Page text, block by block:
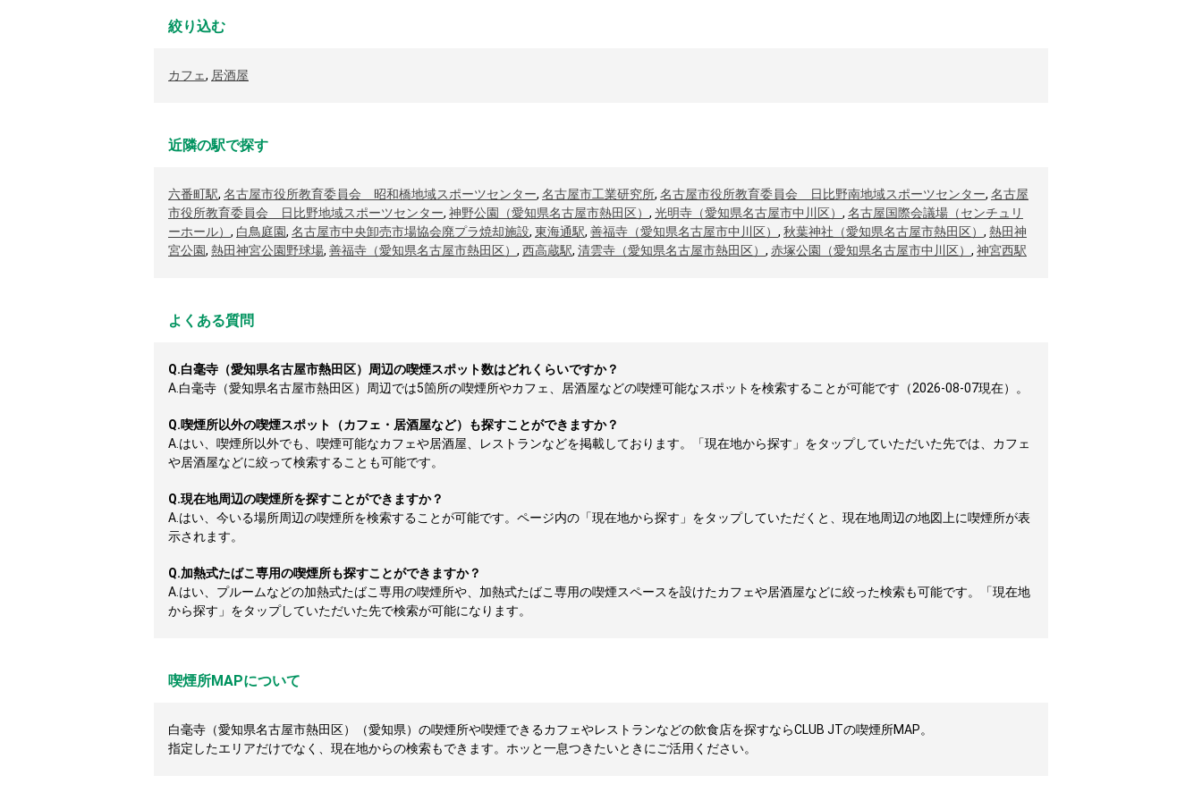
絞り込む
カフェ, 居酒屋
近隣の駅で探す
六番町駅, 名古屋市役所教育委員会 昭和橋地域スポーツセンター, 名古屋市工業研究所, 名古屋市役所教育委員会 日比野南地域スポーツセンター, 名古屋
市役所教育委員会 日比野地域スポーツセンター, 神野公園（愛知県名古屋市熱田区） , 光明寺（愛知県名古屋市中川区） , 名古屋国際会議場（センチュリ
ーホール） , 白鳥庭園, 名古屋市中央卸売市場協会廃プラ焼却施設, 東海通駅, 善福寺（愛知県名古屋市中川区） , 秋葉神社（愛知県名古屋市熱田区） , 熱田神
宮公園, 熱田神宮公園野球場, 善福寺（愛知県名古屋市熱田区） , 西高蔵駅, 清雲寺（愛知県名古屋市熱田区） , 赤塚公園（愛知県名古屋市中川区） , 神宮西駅
よくある質問
Q.白毫寺（愛知県名古屋市熱田区）周辺の喫煙スポット数はどれくらいですか？
A. 白毫寺（愛知県名古屋市熱田区）周辺では5箇所の喫煙所やカフェ、居酒屋などの喫煙可能なスポットを検索することが可能です（2026-08-07現在）。
Q.喫煙所以外の喫煙スポット（カフェ・居酒屋など）も探すことができますか？
A. はい、喫煙所以外でも、喫煙可能なカフェや居酒屋、レストランなどを掲載しております。「現在地から探す」をタップしていただいた先では、カフェ
や居酒屋などに絞って検索することも可能です。
Q.現在地周辺の喫煙所を探すことができますか？
A. はい、今いる場所周辺の喫煙所を検索することが可能です。ページ内の「現在地から探す」をタップしていただくと、現在地周辺の地図上に喫煙所が表
示されます。
Q.加熱式たばこ専用の喫煙所も探すことができますか？
A. はい、プルームなどの加熱式たばこ専用の喫煙所や、加熱式たばこ専用の喫煙スペースを設けたカフェや居酒屋などに絞った検索も可能です。「現在地
から探す」をタップしていただいた先で検索が可能になります。
喫煙所MAPについて
白毫寺（愛知県名古屋市熱田区）（愛知県）の喫煙所や喫煙できるカフェやレストランなどの飲食店を探すならCLUB JTの喫煙所MAP。
指定したエリアだけでなく、現在地からの検索もできます。ホッと一息つきたいときにご活用ください。